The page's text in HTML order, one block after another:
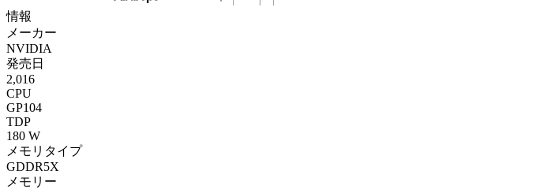
情報
メーカー
NVIDIA
発売日
2,016
CPU
GP104
TDP
180 W
メモリタイプ
GDDR5X
メモリー